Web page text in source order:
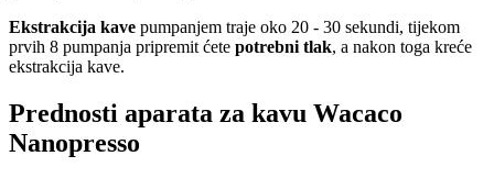
Ekstrakcija kave pumpanjem traje oko 20 - 30 sekundi, tijekom
prvih 8 pumpanja pripremit ćete potrebni tlak, a nakon toga kreće
ekstrakcija kave.
Prednosti aparata za kavu Wacaco
Nanopresso